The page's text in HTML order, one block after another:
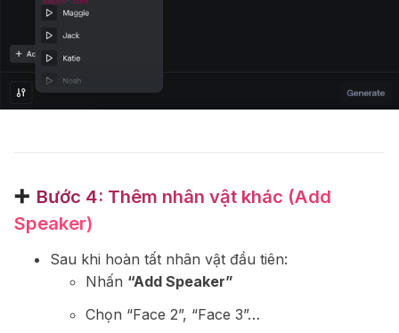
➕ Bước 4: Thêm nhân vật khác (Add
Speaker)
Sau khi hoàn tất nhân vật đầu tiên:
Nhấn “Add Speaker”
Chọn “Face 2”, “Face 3”…